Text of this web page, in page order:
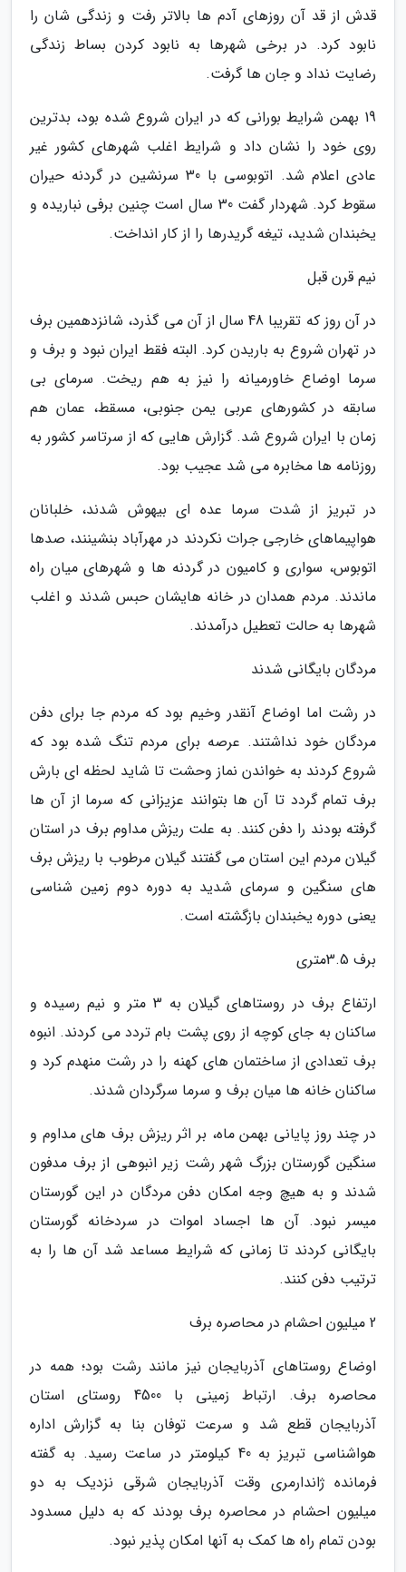
قدش از قد آن روزهای آدم ها بالاتر رفت و زندگی شان را
نابود کرد. در برخی شهرها به نابود کردن بساط زندگی
رضایت نداد و جان ها گرفت.
19 بهمن شرایط بورانی که در ایران شروع شده بود، بدترین
روی خود را نشان داد و شرایط اغلب شهرهای کشور غیر
عادی اعلام شد. اتوبوسی با 30 سرنشین در گردنه حیران
سقوط کرد. شهردار گفت 30 سال است چنین برفی نباریده و
یخبندان شدید، تیغه گریدرها را از کار انداخت.
نیم قرن قبل
در آن روز که تقریبا 48 سال از آن می گذرد، شانزدهمین برف
در تهران شروع به باریدن کرد. البته فقط ایران نبود و برف و
سرما اوضاع خاورمیانه را نیز به هم ریخت. سرمای بی
سابقه در کشورهای عربی یمن جنوبی، مسقط، عمان هم
زمان با ایران شروع شد. گزارش هایی که از سرتاسر کشور به
روزنامه ها مخابره می شد عجیب بود.
در تبریز از شدت سرما عده ای بیهوش شدند، خلبانان
هواپیماهای خارجی جرات نکردند در مهرآباد بنشینند، صدها
اتوبوس، سواری و کامیون در گردنه ها و شهرهای میان راه
ماندند. مردم همدان در خانه هایشان حبس شدند و اغلب
شهرها به حالت تعطیل درآمدند.
مردگان بایگانی شدند
در رشت اما اوضاع آنقدر وخیم بود که مردم جا برای دفن
مردگان خود نداشتند. عرصه برای مردم تنگ شده بود که
شروع کردند به خواندن نماز وحشت تا شاید لحظه ای بارش
برف تمام گردد تا آن ها بتوانند عزیزانی که سرما از آن ها
گرفته بودند را دفن کنند. به علت ریزش مداوم برف در استان
گیلان مردم این استان می گفتند گیلان مرطوب با ریزش برف
های سنگین و سرمای شدید به دوره دوم زمین شناسی
یعنی دوره یخبندان بازگشته است.
برف 3.5متری
ارتفاع برف در روستاهای گیلان به 3 متر و نیم رسیده و
ساکنان به جای کوچه از روی پشت بام تردد می کردند. انبوه
برف تعدادی از ساختمان های کهنه را در رشت منهدم کرد و
ساکنان خانه ها میان برف و سرما سرگردان شدند.
در چند روز پایانی بهمن ماه، بر اثر ریزش برف های مداوم و
سنگین گورستان بزرگ شهر رشت زیر انبوهی از برف مدفون
شدند و به هیچ وجه امکان دفن مردگان در این گورستان
میسر نبود. آن ها اجساد اموات در سردخانه گورستان
بایگانی کردند تا زمانی که شرایط مساعد شد آن ها را به
ترتیب دفن کنند.
2 میلیون احشام در محاصره برف
اوضاع روستاهای آذربایجان نیز مانند رشت بود؛ همه در
محاصره برف. ارتباط زمینی با 4500 روستای استان
آذربایجان قطع شد و سرعت توفان بنا به گزارش اداره
هواشناسی تبریز به 40 کیلومتر در ساعت رسید. به گفته
فرمانده ژاندارمری وقت آذربایجان شرقی نزدیک به دو
میلیون احشام در محاصره برف بودند که به دلیل مسدود
بودن تمام راه ها کمک به آنها امکان پذیر نبود.